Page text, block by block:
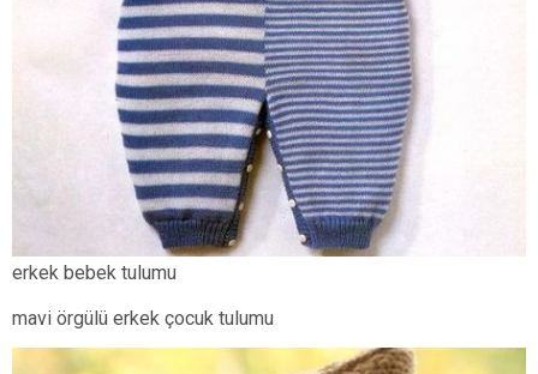
erkek bebek tulumu
mavi örgülü erkek çocuk tulumu